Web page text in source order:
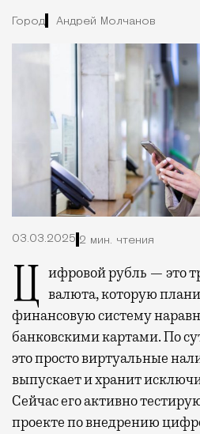
Город Андрей Молчанов
03.03.2025 2 мин. чтения
Цифровой рубль — это третья платежная валюта, которую
финансовую систему
банковскими картами. По
это просто виртуальные
выпускает и хранит
Сейчас его активно
проекте по внедрению